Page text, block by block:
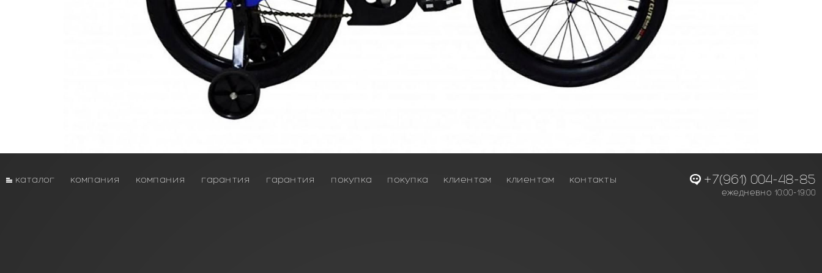
каталог компания компания гарантия гарантия покупка покупка клиентам клиентам контакты +7(961) 004-48-85
ежедневно 10:00-19:00